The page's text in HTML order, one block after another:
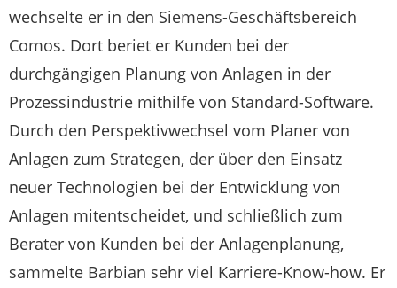
wechselte er in den Siemens-Geschäftsbereich
Comos. Dort beriet er Kunden bei der
durchgängigen Planung von Anlagen in der
Prozessindustrie mithilfe von Standard-Software.
Durch den Perspektivwechsel vom Planer von
Anlagen zum Strategen, der über den Einsatz
neuer Technologien bei der Entwicklung von
Anlagen mitentscheidet, und schließlich zum
Berater von Kunden bei der Anlagenplanung,
sammelte Barbian sehr viel Karriere-Know-how. Er